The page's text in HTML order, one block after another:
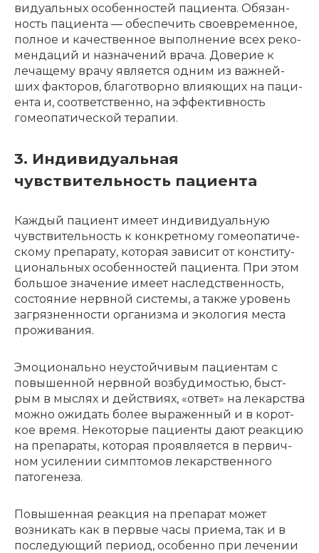
ви­ду­аль­ных особен­но­стей паци­ен­та. Обязан­
ность паци­ен­та — обес­пе­чить своевре­мен­ное,
полное и каче­ствен­ное выпол­не­ние всех реко­
мен­да­ций и назна­че­ний врача. Дове­рие к
леча­ще­му врачу явля­ет­ся одним из важней­
ших факто­ров, благо­твор­но влия­ю­щих на паци­
ен­та и, соот­вет­ствен­но, на эффек­тив­ность
гомео­па­ти­че­ской тера­пии.
3. Индивидуальная
чувствительность пациента
Каждый паци­ент имеет инди­ви­ду­аль­ную
чувстви­тель­ность к конкрет­но­му гомео­па­ти­че­
ско­му препа­ра­ту, кото­рая зави­сит от консти­ту­
цио­наль­ных особен­но­стей паци­ен­та. При этом
боль­шое значе­ние имеет наслед­ствен­ность,
состо­я­ние нерв­ной систе­мы, а также уровень
загряз­нен­но­сти орга­низ­ма и эколо­гия места
прожи­ва­ния.
Эмоцио­наль­но неустой­чи­вым паци­ен­там с
повы­шен­ной нерв­ной возбу­ди­мо­стью, быст­
рым в мыслях и действи­ях, «ответ» на лекар­ства
можно ожидать более выра­жен­ный и в корот­
кое время. Неко­то­рые паци­ен­ты дают реак­цию
на препа­ра­ты, кото­рая прояв­ля­ет­ся в первич­
ном усиле­нии симп­то­мов лекар­ствен­но­го
пато­ге­не­за.
Повы­шен­ная реак­ция на препа­рат может
возни­кать как в первые часы прие­ма, так и в
после­ду­ю­щий пери­од, особен­но при лече­нии